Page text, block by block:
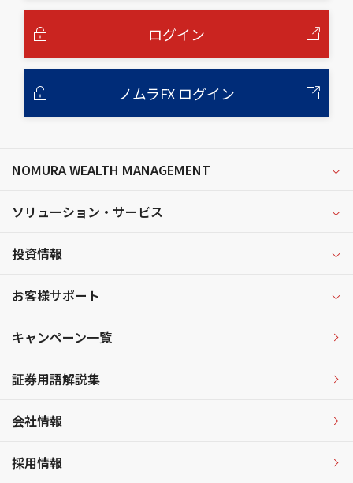
ログイン
ノムラFX ログイン
NOMURA WEALTH MANAGEMENT
ソリューション・サービス
投資情報
お客様サポート
キャンペーン一覧
証券用語解説集
会社情報
採用情報